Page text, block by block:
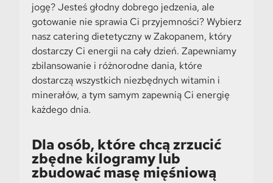
jogę? Jesteś głodny dobrego jedzenia, ale
gotowanie nie sprawia Ci przyjemności? Wybierz
nasz catering dietetyczny w Zakopanem, który
dostarczy Ci energii na cały dzień. Zapewniamy
zbilansowanie i różnorodne dania, które
dostarczą wszystkich niezbędnych witamin i
minerałów, a tym samym zapewnią Ci energię
każdego dnia.
Dla osób, które chcą zrzucić
zbędne kilogramy lub
zbudować masę mięśniową